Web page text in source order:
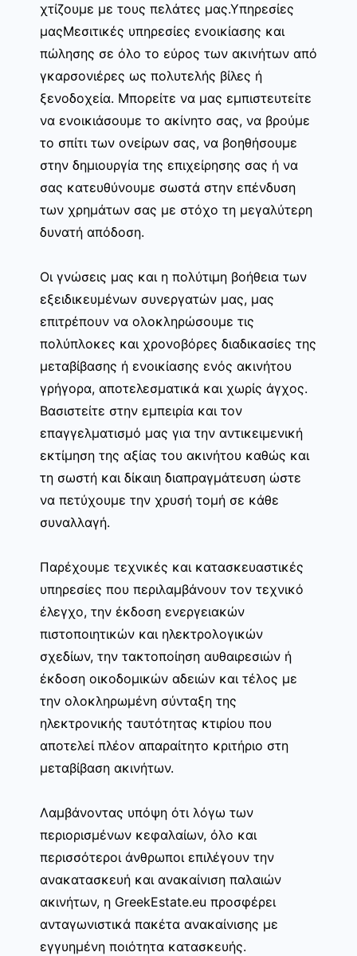
χτίζουμε με τους πελάτες μας.Υπηρεσίες
μαςΜεσιτικές υπηρεσίες ενοικίασης και
πώλησης σε όλο το εύρος των ακινήτων από
γκαρσονιέρες ως πολυτελής βίλες ή
ξενοδοχεία. Μπορείτε να μας εμπιστευτείτε
να ενοικιάσουμε το ακίνητο σας, να βρούμε
το σπίτι των ονείρων σας, να βοηθήσουμε
στην δημιουργία της επιχείρησης σας ή να
σας κατευθύνουμε σωστά στην επένδυση
των χρημάτων σας με στόχο τη μεγαλύτερη
δυνατή απόδοση.
Οι γνώσεις μας και η πολύτιμη βοήθεια των
εξειδικευμένων συνεργατών μας, μας
επιτρέπουν να ολοκληρώσουμε τις
πολύπλοκες και χρονοβόρες διαδικασίες της
μεταβίβασης ή ενοικίασης ενός ακινήτου
γρήγορα, αποτελεσματικά και χωρίς άγχος.
Βασιστείτε στην εμπειρία και τον
επαγγελματισμό μας για την αντικειμενική
εκτίμηση της αξίας του ακινήτου καθώς και
τη σωστή και δίκαιη διαπραγμάτευση ώστε
να πετύχουμε την χρυσή τομή σε κάθε
συναλλαγή.
Παρέχουμε τεχνικές και κατασκευαστικές
υπηρεσίες που περιλαμβάνουν τον τεχνικό
έλεγχο, την έκδοση ενεργειακών
πιστοποιητικών και ηλεκτρολογικών
σχεδίων, την τακτοποίηση αυθαιρεσιών ή
έκδοση οικοδομικών αδειών και τέλος με
την ολοκληρωμένη σύνταξη της
ηλεκτρονικής ταυτότητας κτιρίου που
αποτελεί πλέον απαραίτητο κριτήριο στη
μεταβίβαση ακινήτων.
Λαμβάνοντας υπόψη ότι λόγω των
περιορισμένων κεφαλαίων, όλο και
περισσότεροι άνθρωποι επιλέγουν την
ανακατασκευή και ανακαίνιση παλαιών
ακινήτων, η GreekEstate.eu προσφέρει
ανταγωνιστικά πακέτα ανακαίνισης με
εγγυημένη ποιότητα κατασκευής.